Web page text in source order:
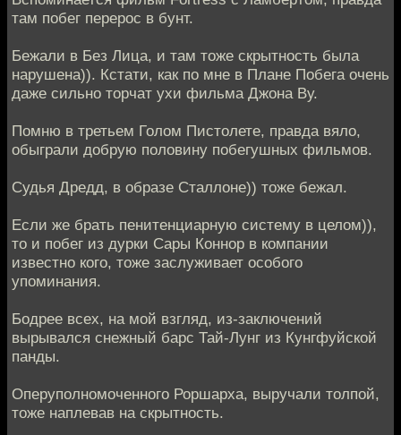
там побег перерос в бунт.
Бежали в Без Лица, и там тоже скрытность была
нарушена)). Кстати, как по мне в Плане Побега очень
даже сильно торчат ухи фильма Джона Ву.
Помню в третьем Голом Пистолете, правда вяло,
обыграли добрую половину побегушных фильмов.
Судья Дредд, в образе Сталлоне)) тоже бежал.
Если же брать пенитенциарную систему в целом)),
то и побег из дурки Сары Коннор в компании
известно кого, тоже заслуживает особого
упоминания.
Бодрее всех, на мой взгляд, из-заключений
вырывался снежный барс Тай-Лунг из Кунгфуйской
панды.
Оперуполномоченного Роршарха, выручали толпой,
тоже наплевав на скрытность.